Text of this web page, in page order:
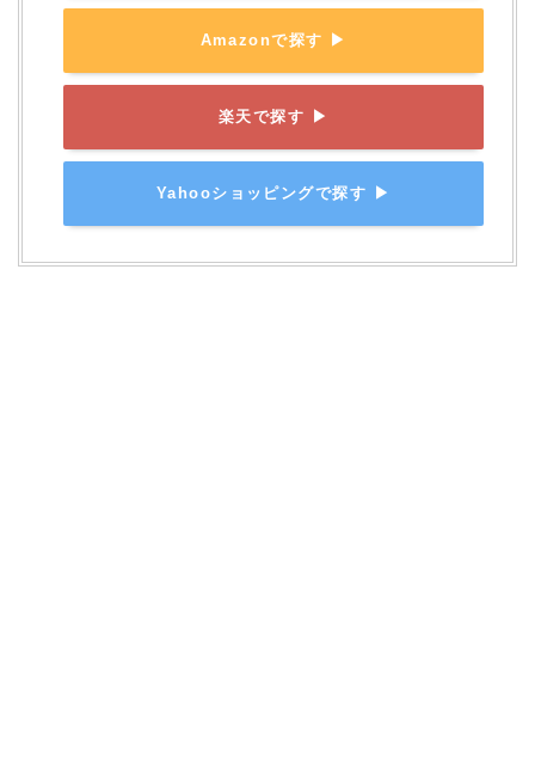
Amazonで探す ▶
楽天で探す ▶
Yahooショッピングで探す ▶